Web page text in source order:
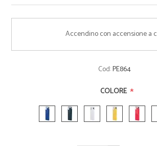
Accendino con accensione a
Cod:PE864
COLORE *